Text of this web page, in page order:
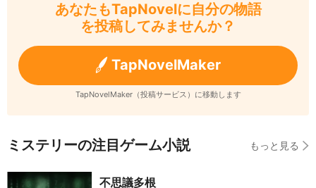
あなたもTapNovelに自分の物語
を投稿してみませんか？
TapNovelMaker
TapNovelMaker（投稿サービス）に移動します
ミステリーの注目ゲーム小説 もっと見る
不思議多根